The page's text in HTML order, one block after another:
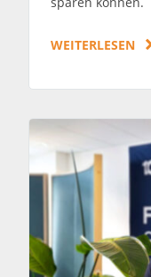
WEITERLESEN